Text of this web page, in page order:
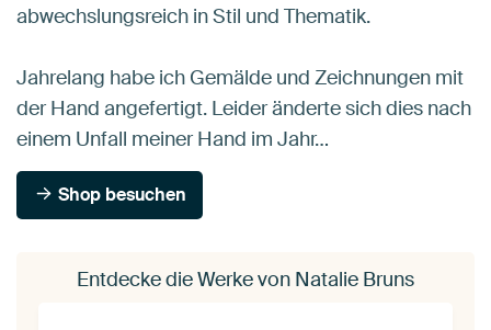
abwechslungsreich in Stil und Thematik.
Jahrelang habe ich Gemälde und Zeichnungen mit
der Hand angefertigt. Leider änderte sich dies nach
einem Unfall meiner Hand im Jahr…
Shop besuchen
Entdecke die Werke von Natalie Bruns